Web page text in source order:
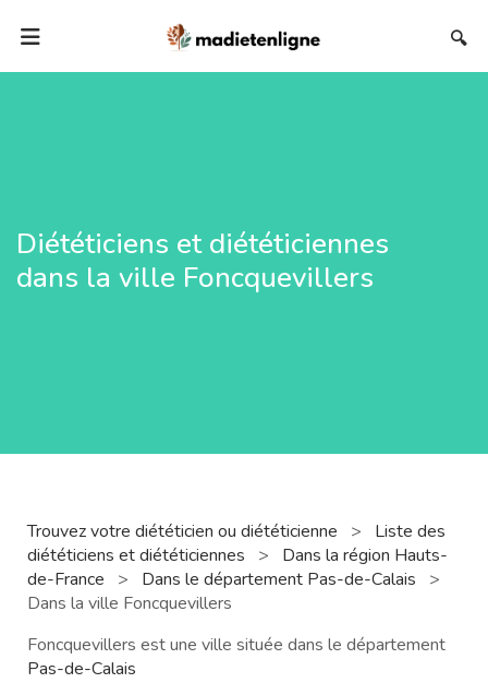
🔍
Diététiciens et diététiciennes
dans la ville Foncquevillers
Trouvez votre diététicien ou diététicienne >
Liste des
diététiciens et diététiciennes
>
Dans la région Hauts-
de-France
> Dans le département Pas-de-Calais
>
Dans la ville Foncquevillers
Foncquevillers est une ville située dans le département
Pas-de-Calais